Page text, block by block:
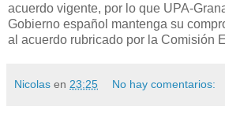
acuerdo vigente, por lo que UPA-
Gobierno español mantenga su
al acuerdo rubricado por la Comisión
Nicolas en 23:25 No hay comentarios: